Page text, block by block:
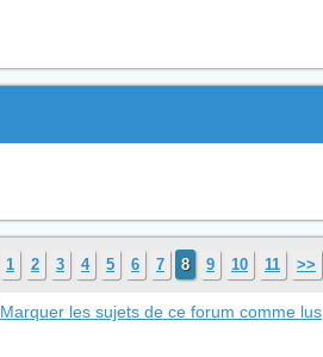
1 2 3 4 5 6 7 8 9 10 11 >>
Marquer les sujets de ce forum comme lus